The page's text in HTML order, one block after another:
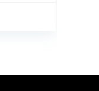
voor